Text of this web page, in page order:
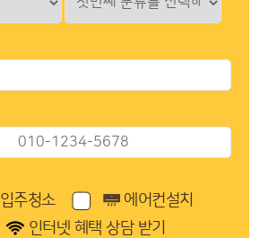
입주청소
에어컨설치
인터넷 혜택 상담 받기